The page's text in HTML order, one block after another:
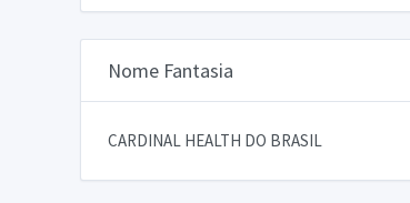
Nome Fantasia
CARDINAL HEALTH DO BRASIL